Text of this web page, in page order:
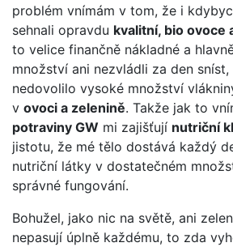
problém vnímám v tom, že i
sehnali opravdu kvalitní, bio ovoce
to velice finančně nákladné a
množství ani nezvládli za den
nedovolilo vysoké množství
v ovoci a zelenině. Takže jak to
potraviny GW mi zajišťují nutriční
jistotu, že mé tělo dostává každý
nutriční látky v dostatečném
správné fungování.
Bohužel, jako nic na světě, ani
nepasují úplně každému, to zda